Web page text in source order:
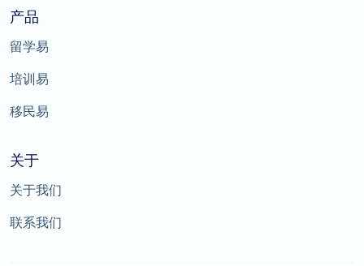
产品
留学易
培训易
移民易
关于
关于我们
联系我们